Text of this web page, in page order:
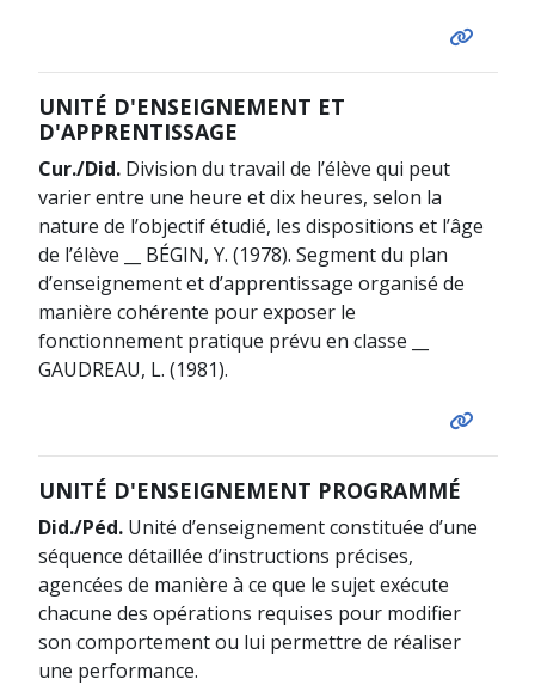
UNITÉ D'ENSEIGNEMENT ET
D'APPRENTISSAGE
Cur./Did.Division du travail de l’élève qui peut
varier entre une heure et dix heures, selon la
nature de l’objectif étudié, les dispositions et l’âge
de l’élève __ BÉGIN, Y. (1978). Segment du plan
d’enseignement et d’apprentissage organisé de
manière cohérente pour exposer le
fonctionnement pratique prévu en classe __
GAUDREAU, L. (1981).
UNITÉ D'ENSEIGNEMENT PROGRAMMÉ
Did./Péd.Unité d’enseignement constituée d’une
séquence détaillée d’instructions précises,
agencées de manière à ce que le sujet exécute
chacune des opérations requises pour modifier
son comportement ou lui permettre de réaliser
une performance.